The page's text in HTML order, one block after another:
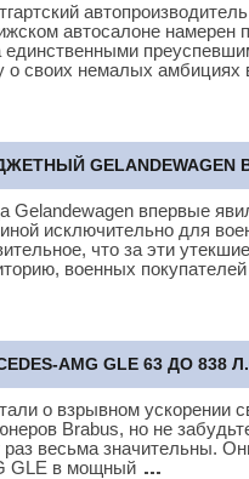
автосалоне намерен
единственными
о своих немалых амбициях
GELANDEWAGEN
Gelandewagen впервые
исключительно для
что за эти
военных
AMG GLE 63 ДО 838
о взрывном ускорении
Brabus, но не
раз весьма значительны.
GLE в мощный